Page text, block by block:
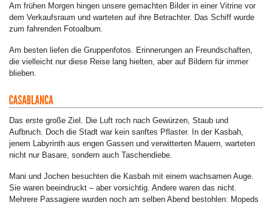
Am frühen Morgen hingen unsere gemachten Bilder in einer Vitrine vor
dem Verkaufsraum und warteten auf ihre Betrachter. Das Schiff wurde
zum fahrenden Fotoalbum.
Am besten liefen die Gruppenfotos. Erinnerungen an Freundschaften,
die vielleicht nur diese Reise lang hielten, aber auf Bildern für immer
blieben.
Das erste große Ziel. Die Luft roch nach Gewürzen, Staub und
Aufbruch. Doch die Stadt war kein sanftes Pflaster. In der Kasbah,
jenem Labyrinth aus engen Gassen und verwitterten Mauern, warteten
nicht nur Basare, sondern auch Taschendiebe.
Mani und Jochen besuchten die Kasbah mit einem wachsamen Auge.
Sie waren beeindruckt – aber vorsichtig. Andere waren das nicht.
Mehrere Passagiere wurden noch am selben Abend bestohlen: Mopeds